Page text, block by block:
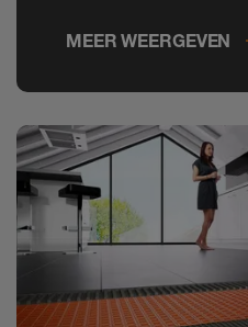
MEER WEERGEVEN